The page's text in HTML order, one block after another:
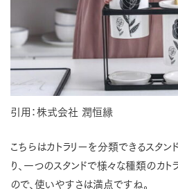
引用：株式会社 潤恒縁
こちらはカトラリーを分類できるスタ
り、一つのスタンドで様々な種類のカ
ので、使いやすさは満点ですね。